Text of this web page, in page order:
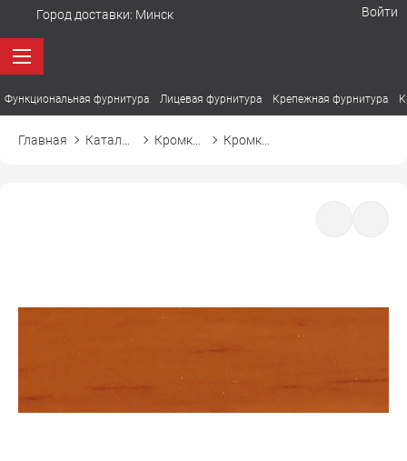
Город доставки: Минск Войти
Функциональная фурнитура Лицевая фурнитура Крепежная фурнитура
Главная